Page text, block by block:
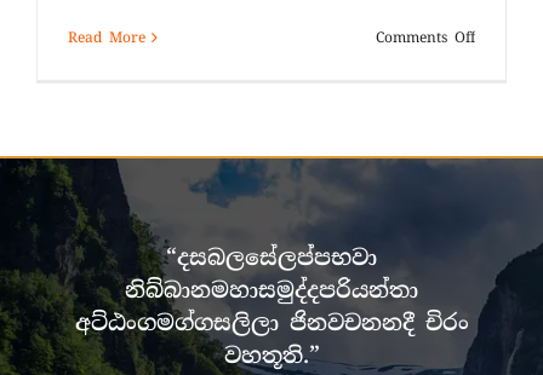
Read More Comments Offon
11)
“දසබලසේලප්පභවා
නිබ්බානමහාසමුද්දපරියන්තා
අට්ඨංගමග්ගසලිලා ජිනවචනනදී චිරං
වහතූති.”